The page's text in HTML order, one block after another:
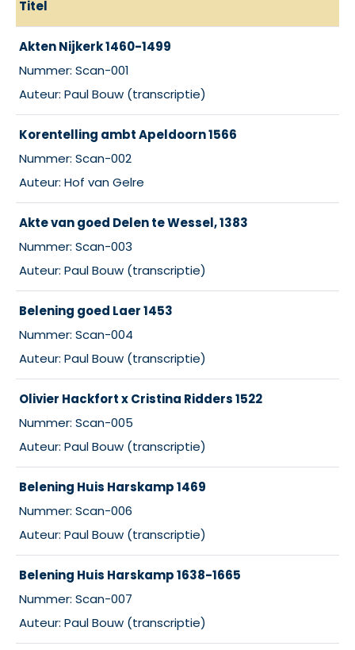
Titel
Akten Nijkerk 1460-1499
Nummer: Scan-001
Auteur: Paul Bouw (transcriptie)
Korentelling ambt Apeldoorn 1566
Nummer: Scan-002
Auteur: Hof van Gelre
Akte van goed Delen te Wessel, 1383
Nummer: Scan-003
Auteur: Paul Bouw (transcriptie)
Belening goed Laer 1453
Nummer: Scan-004
Auteur: Paul Bouw (transcriptie)
Olivier Hackfort x Cristina Ridders 1522
Nummer: Scan-005
Auteur: Paul Bouw (transcriptie)
Belening Huis Harskamp 1469
Nummer: Scan-006
Auteur: Paul Bouw (transcriptie)
Belening Huis Harskamp 1638-1665
Nummer: Scan-007
Auteur: Paul Bouw (transcriptie)